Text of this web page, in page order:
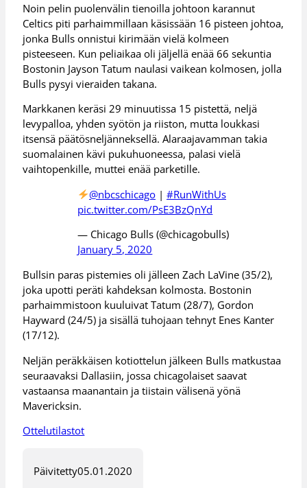
Noin pelin puolenvälin tienoilla johtoon karannut
Celtics piti parhaimmillaan käsissään 16 pisteen johtoa,
jonka Bulls onnistui kirimään vielä kolmeen
pisteeseen. Kun peliaikaa oli jäljellä enää 66 sekuntia
Bostonin Jayson Tatum naulasi vaikean kolmosen, jolla
Bulls pysyi vieraiden takana.
Markkanen keräsi 29 minuutissa 15 pistettä, neljä
levypalloa, yhden syötön ja riiston, mutta loukkasi
itsensä päätösneljänneksellä. Alaraajavamman takia
suomalainen kävi pukuhuoneessa, palasi vielä
vaihtopenkille, muttei enää parketille.
@nbcschicago | #RunWithUs
pic.twitter.com/PsE3BzQnYd
— Chicago Bulls (@chicagobulls)
January 5, 2020
Bullsin paras pistemies oli jälleen Zach LaVine (35/2),
joka upotti peräti kahdeksan kolmosta. Bostonin
parhaimmistoon kuuluivat Tatum (28/7), Gordon
Hayward (24/5) ja sisällä tuhojaan tehnyt Enes Kanter
(17/12).
Neljän peräkkäisen kotiottelun jälkeen Bulls matkustaa
seuraavaksi Dallasiin, jossa chicagolaiset saavat
vastaansa maanantain ja tiistain välisenä yönä
Mavericksin.
Ottelutilastot
Päivitetty05.01.2020